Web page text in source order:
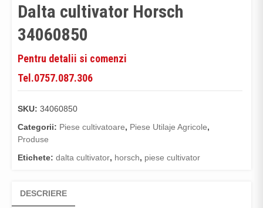
Dalta cultivator Horsch
34060850
Pentru detalii si comenzi
Tel.0757.087.306
SKU: 34060850
Categorii: Piese cultivatoare, Piese Utilaje Agricole,
Produse
Etichete: dalta cultivator, horsch, piese cultivator
DESCRIERE